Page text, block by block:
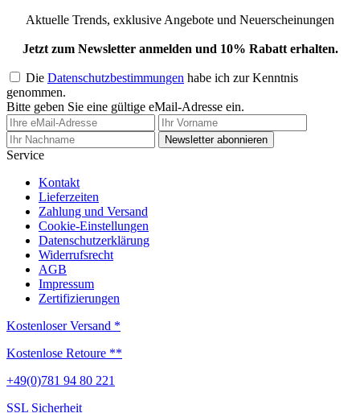
Aktuelle Trends, exklusive Angebote und Neuerscheinungen
Jetzt zum Newsletter anmelden und 10% Rabatt erhalten.
Die Datenschutzbestimmungen habe ich zur Kenntnis
genommen.
Bitte geben Sie eine gültige eMail-Adresse ein.
Newsletter abonnieren
Service
Kontakt
Lieferzeiten
Zahlung und Versand
Cookie-Einstellungen
Datenschutzerklärung
Widerrufsrecht
AGB
Impressum
Zertifizierungen
Kostenloser Versand *
Kostenlose Retoure **
+49(0)781 94 80 221
SSL Sicherheit